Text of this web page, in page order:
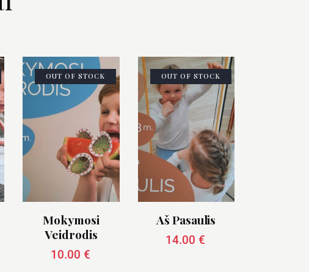
OUT OF STOCK
Mokymosi
Veidrodis
10.00 €
OUT OF STOCK
Aš Pasaulis
14.00€